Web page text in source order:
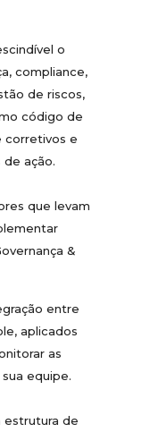
o
compliance,
de riscos,
código de
corretivos e
ação.
que levam
&
entre
aplicados
as
equipe.
estrutura de